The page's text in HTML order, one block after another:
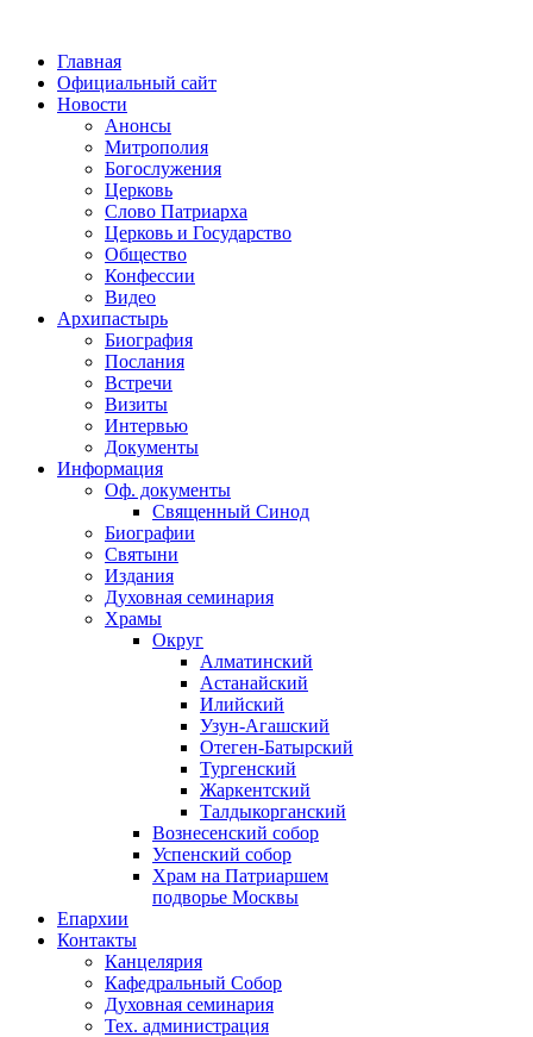
Главная
Официальный сайт
Новости
Анонсы
Митрополия
Богослужения
Церковь
Слово Патриарха
Церковь и Государство
Общество
Конфессии
Видео
Архипастырь
Биография
Послания
Встречи
Визиты
Интервью
Документы
Информация
Оф. документы
Священный Синод
Биографии
Святыни
Издания
Духовная семинария
Храмы
Округ
Алматинский
Астанайский
Илийский
Узун-Агашский
Отеген-Батырский
Тургенский
Жаркентский
Талдыкорганский
Вознесенский собор
Успенский собор
Храм на Патриаршем
подворье Москвы
Епархии
Контакты
Канцелярия
Кафедральный Собор
Духовная семинария
Тех. администрация